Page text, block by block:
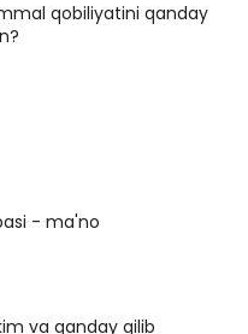
qobiliyatini qanday
- ma'no
va qanday qilib